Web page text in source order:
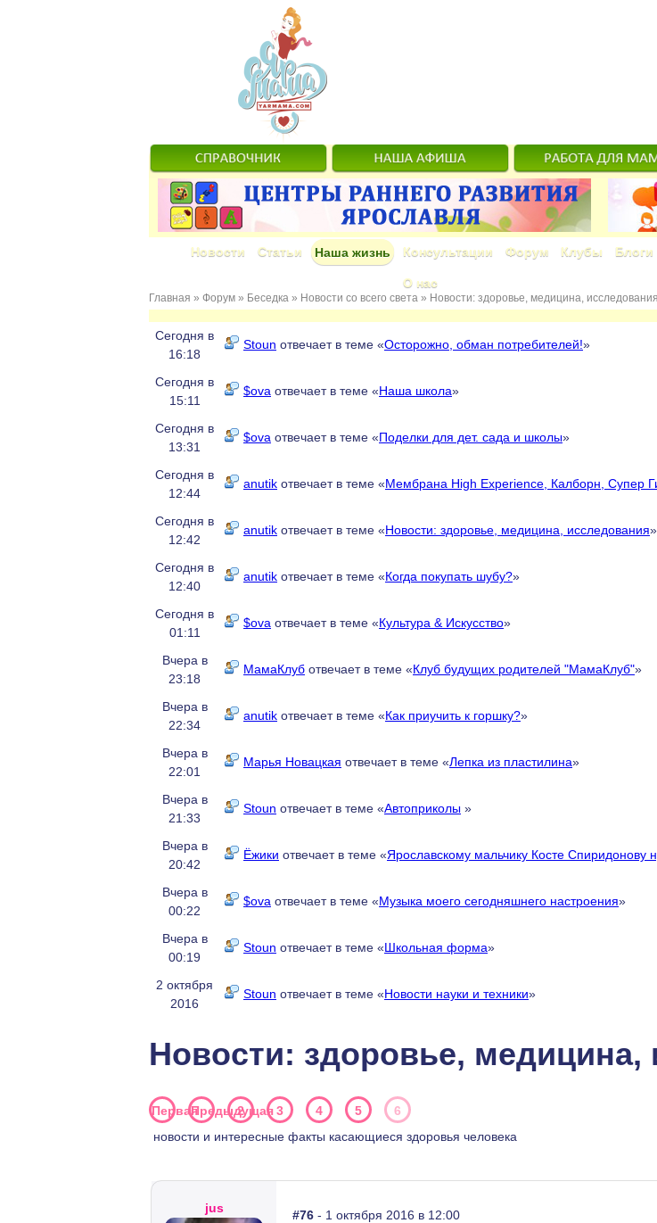
Новости Статьи Наша жизнь Консультации Форум Клубы Блоги
О нас
Главная » Форум » Беседка » Новости со всего света » Новости: здоровье, медицина, исследования
Сегодня в
16:18
Stoun отвечает в теме «Осторожно, обман потребителей!»
Сегодня в
15:11
$ova отвечает в теме «Наша школа»
Сегодня в
13:31
$ova отвечает в теме «Поделки для дет. сада и школы»
Сегодня в
12:44
anutik отвечает в теме «Мембрана High Experience, Калборн, Супер
Сегодня в
12:42
anutik отвечает в теме «Новости: здоровье, медицина, исследования»
Сегодня в
12:40
anutik отвечает в теме «Когда покупать шубу?»
Сегодня в
01:11
$ova отвечает в теме «Культура & Искусство»
Вчера в
23:18
МамаКлуб отвечает в теме «Клуб будущих родителей "МамаКлуб"»
Вчера в
22:34
anutik отвечает в теме «Как приучить к горшку?»
Вчера в
22:01
Марья Новацкая отвечает в теме «Лепка из пластилина»
Вчера в
21:33
Stoun отвечает в теме «Автоприколы »
Вчера в
20:42
Ёжики отвечает в теме «Ярославскому мальчику Косте Спиридонову
Вчера в
00:22
$ova отвечает в теме «Музыка моего сегодняшнего настроения»
Вчера в
00:19
Stoun отвечает в теме «Школьная форма»
2 октября
2016
Stoun отвечает в теме «Новости науки и техники»
Новости: здоровье, медицина,
ПерваяПредыдущая
2 3 4 5
6
новости и интересные факты касающиеся здоровья человека
jus #76 - 1 октября 2016 в 12:00